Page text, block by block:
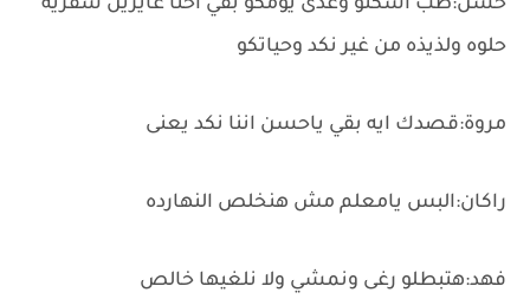
حسن:طب اسكتو وعدى يومكو بقي احنا عايزين سفريه
حلوه ولذيذه من غير نكد وحياتكو
مروة:قصدك ايه بقي ياحسن اننا نكد يعنى
راكان:البس يامعلم مش هنخلص النهارده
فهد:هتبطلو رغى ونمشي ولا نلغيها خالص